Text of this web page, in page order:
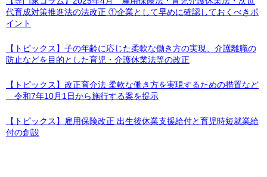
代育成対策推進法の法改正 ①企業として早めに確認しておくべきポ
イント
【トピックス】子の年齢に応じた柔軟な働き方の実現、介護離職の
防止などを目的とした育児・介護休業法等の改正
【トピックス】改正育介法 柔軟な働き方を実現するための措置など
令和7年10月1日から施行する案を提示
【トピックス】雇用保険改正 出生後休業支援給付と育児時短就業給
付の創設